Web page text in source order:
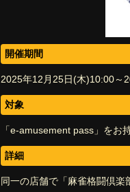
開催期間
2025年12月25日(木)10:00～
対象
「e-amusement pass」をお
詳細
同一の店舗で「麻雀格闘倶